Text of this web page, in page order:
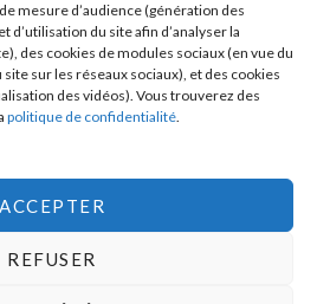
mesure d’audience (génération des
du site afin d’analyser la
des cookies de modules sociaux (en vue du
site sur les réseaux sociaux), et des cookies
des vidéos). Vous trouverez des
politique de confidentialité.
ACCEPTER
REFUSER
D’INFORMATIONS !